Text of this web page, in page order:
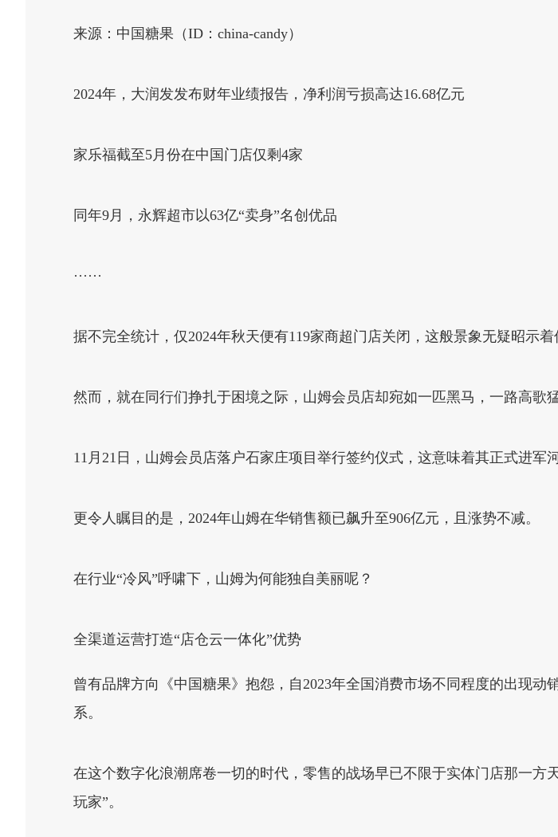
来源：中国糖果（ID：china-candy）
2024年，大润发发布财年业绩报告，净利润亏损高达16.68亿元
家乐福截至5月份在中国门店仅剩4家
同年9月，永辉超市以63亿“卖身”名创优品
······
据不完全统计，仅2024年秋天便有119家商超门店关闭，这般景象无疑昭示着
然而，就在同行们挣扎于困境之际，山姆会员店却宛如一匹黑马，一路高歌猛
11月21日，山姆会员店落户石家庄项目举行签约仪式，这意味着其正式进军
更令人瞩目的是，2024年山姆在华销售额已飙升至906亿元，且涨势不减。
在行业“冷风”呼啸下，山姆为何能独自美丽呢？
全渠道运营打造“店仓云一体化”优势
曾有品牌方向《中国糖果》抱怨，自2023年全国消费市场不同程度的出现
系。
在这个数字化浪潮席卷一切的时代，零售的战场早已不限于实体门店那一
玩家”。